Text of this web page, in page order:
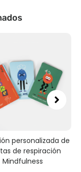
personalizada de
de respiración
Mindfulness